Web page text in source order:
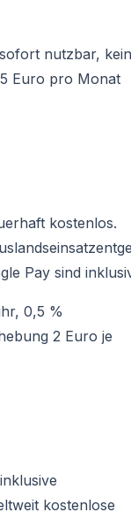
nutzbar, kein
Euro pro Monat
kostenlos.
Pay sind
0,5 %
2 Euro je
kostenlose